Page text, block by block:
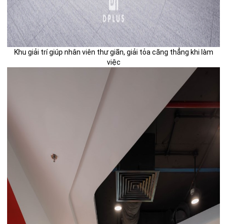
Khu giải trí giúp nhân viên thư giãn, giải tỏa căng thẳng khi làm
việc